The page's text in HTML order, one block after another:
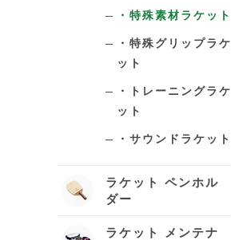
・特殊素材ラケット
・特殊グリップラケ
ット
・トレーニングラケ
ット
・サウンドラケット
ラケット ペンホル
ダー
ラケット メンテナ